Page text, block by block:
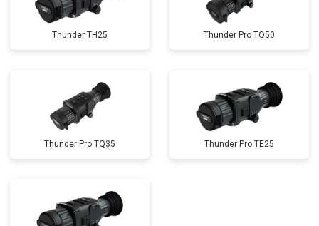
Thunder TH25 Thunder Pro TQ50
Thunder Pro TQ35 Thunder Pro TE25